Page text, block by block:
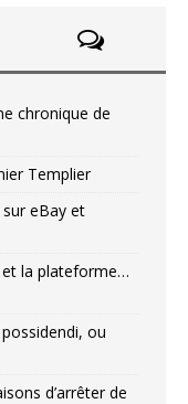
chronique de
Templier
eBay et
et la plateforme…
ou
d’arrêter de